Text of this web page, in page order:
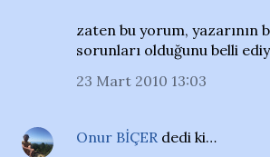
zaten bu yorum, yazarının
sorunları olduğunu belli
23 Mart 2010 13:03
Onur BİÇER dedi ki…